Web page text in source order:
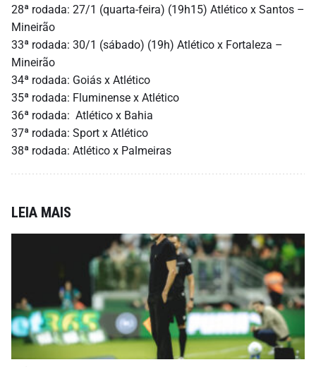
28ª rodada: 27/1 (quarta-feira) (19h15) Atlético x Santos –
Mineirão
33ª rodada: 30/1 (sábado) (19h) Atlético x Fortaleza –
Mineirão
34ª rodada: Goiás x Atlético
35ª rodada: Fluminense x Atlético
36ª rodada: Atlético x Bahia
37ª rodada: Sport x Atlético
38ª rodada: Atlético x Palmeiras
LEIA MAIS